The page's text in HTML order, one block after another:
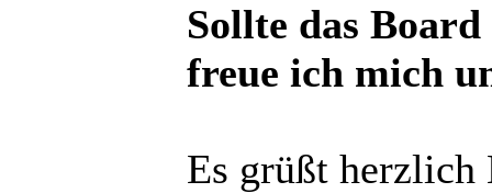
Sollte das
freue ich mich
Es grüßt herzlich